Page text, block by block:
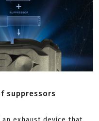
suppressors